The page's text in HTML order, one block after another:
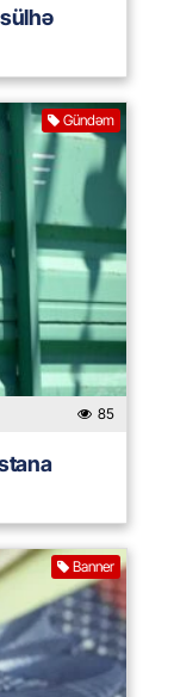
Gündəm
85
Banner